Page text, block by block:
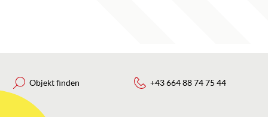
Objekt finden +43 664 88 74 75 44